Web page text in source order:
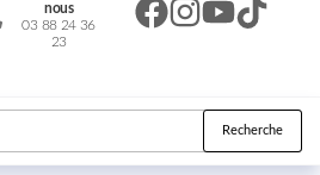
nous
03 88 24 36
23
Recherche